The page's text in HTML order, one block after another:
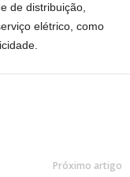
de distribuição,
elétrico, como
Próximo artigo